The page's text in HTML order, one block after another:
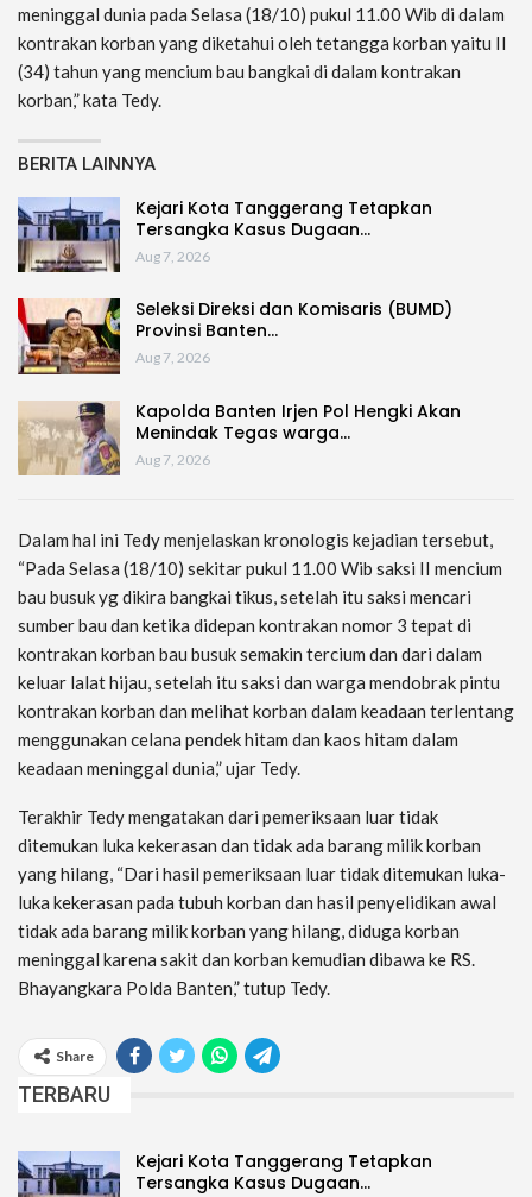
meninggal dunia pada Selasa (18/10) pukul 11.00 Wib di dalam
kontrakan korban yang diketahui oleh tetangga korban yaitu II
(34) tahun yang mencium bau bangkai di dalam kontrakan
korban,” kata Tedy.
BERITA LAINNYA
Kejari Kota Tanggerang Tetapkan
Tersangka Kasus Dugaan…
Aug 7, 2026
Seleksi Direksi dan Komisaris (BUMD)
Provinsi Banten…
Aug 7, 2026
Kapolda Banten Irjen Pol Hengki Akan
Menindak Tegas warga…
Aug 7, 2026
Dalam hal ini Tedy menjelaskan kronologis kejadian tersebut,
“Pada Selasa (18/10) sekitar pukul 11.00 Wib saksi II mencium
bau busuk yg dikira bangkai tikus, setelah itu saksi mencari
sumber bau dan ketika didepan kontrakan nomor 3 tepat di
kontrakan korban bau busuk semakin tercium dan dari dalam
keluar lalat hijau, setelah itu saksi dan warga mendobrak pintu
kontrakan korban dan melihat korban dalam keadaan terlentang
menggunakan celana pendek hitam dan kaos hitam dalam
keadaan meninggal dunia,” ujar Tedy.
Terakhir Tedy mengatakan dari pemeriksaan luar tidak
ditemukan luka kekerasan dan tidak ada barang milik korban
yang hilang, “Dari hasil pemeriksaan luar tidak ditemukan luka-
luka kekerasan pada tubuh korban dan hasil penyelidikan awal
tidak ada barang milik korban yang hilang, diduga korban
meninggal karena sakit dan korban kemudian dibawa ke RS.
Bhayangkara Polda Banten,” tutup Tedy.
Share
TERBARU
Kejari Kota Tanggerang Tetapkan
Tersangka Kasus Dugaan…